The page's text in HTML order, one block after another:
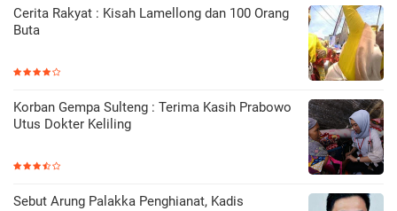
Cerita Rakyat : Kisah Lamellong dan 100 Orang
Buta
Korban Gempa Sulteng : Terima Kasih Prabowo
Utus Dokter Keliling
Sebut Arung Palakka Penghianat, Kadis